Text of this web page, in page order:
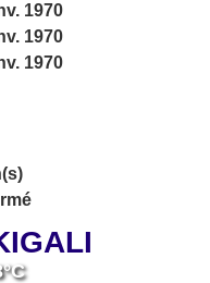
1970
1970
1970